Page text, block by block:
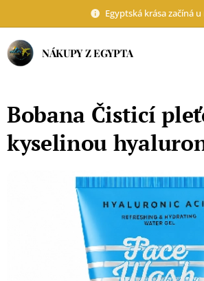
Egyptská krása začíná u
NÁKUPY Z EGYPTA
Bobana Čisticí
kyselinou